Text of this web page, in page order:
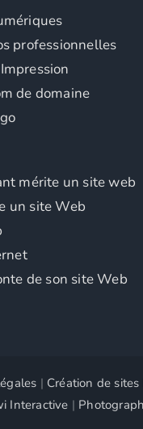
professionnelles
de domaine
mérite un site web
un site Web
de son site Web
| Création de
Interactive |